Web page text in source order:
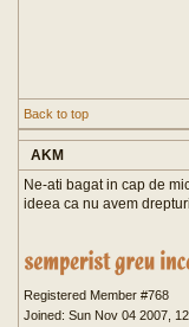
Back to top
AKM
Ne-ati bagat in cap de
ideea ca nu avem
Registered Member #768
Joined: Sun Nov 04 2007,